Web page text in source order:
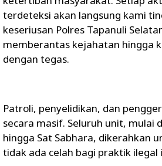
terdeteksi akan langsung kami
keseriusan Polres Tapanuli
memberantas kejahatan hingga
dengan tegas.
Patroli, penyelidikan, dan
secara masif. Seluruh unit, mulai
hingga Sat Sabhara, dikerahkan
tidak ada celah bagi praktik ilegal